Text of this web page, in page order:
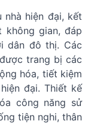
nhà hiện đại, kết
không gian, đáp
dân đô thị. Các
trang bị các
hóa, tiết kiệm
đại. Thiết kế
công năng sử
tiện nghi, thân